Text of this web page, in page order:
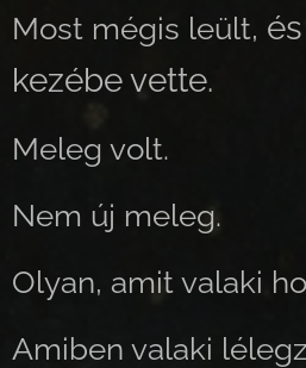
Most mégis leült,
kezébe vette.
Meleg volt.
Nem új meleg.
Olyan, amit valaki
Amiben valaki